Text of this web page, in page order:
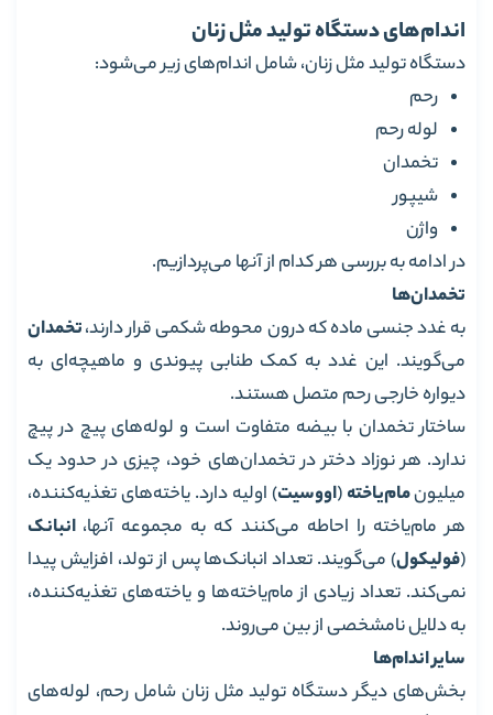
اندام‌های دستگاه تولید مثل زنان
دستگاه تولید مثل زنان، شامل اندام‌های زیر می‌شود:
رحم
لوله رحم
تخمدان
شیپور
واژن
در ادامه به بررسی هر کدام از آنها می‌پردازیم.
تخمدان‌ها
به غدد جنسی ماده که درون محوطه شکمی قرار دارند،تخمدان
می‌گویند. این غدد به کمک طنابی پیوندی و ماهیچه‌ای به
دیواره خارجی رحم متصل هستند.
ساختار تخمدان با بیضه متفاوت است و لوله‌های پیچ در پیچ
ندارد. هر نوزاد دختر در تخمدان‌های خود، چیزی در حدود یک
میلیونمام‌یاخته(اووسیت) اولیه دارد. یاخته‌های تغذیه‌کننده،
هر مام‌یاخته را احاطه می‌کنند که به مجموعه آنها، انبانک
(فولیکول) می‌گویند. تعداد انبانک‌ها پس از تولد، افزایش پیدا
نمی‌کند. تعداد زیادی از مام‌یاخته‌ها و یاخته‌های تغذیه‌کننده،
به دلایل نامشخصی از بین می‌روند.
سایر اندام‌ها
بخش‌های دیگر دستگاه تولید مثل زنان شامل رحم، لوله‌های